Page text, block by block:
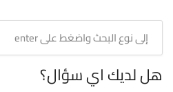
هل لديك اي سؤال؟